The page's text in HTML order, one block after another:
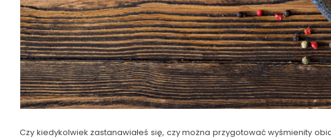
Czy kiedykolwiek zastanawiałeś się, czy można przygotować wyśmienity